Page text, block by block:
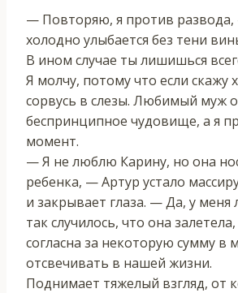
— Повторяю, я против
холодно улыбается без тени
В ином случае ты лишишься
Я молчу, потому что если скажу
сорвусь в слезы. Любимый муж
беспринципное чудовище, а я
момент.
— Я не люблю Карину, но она
ребенка, — Артур устало
и закрывает глаза. — Да, у
так случилось, что она
согласна за некоторую сумму в
отсвечивать в нашей жизни.
Поднимает тяжелый взгляд, от